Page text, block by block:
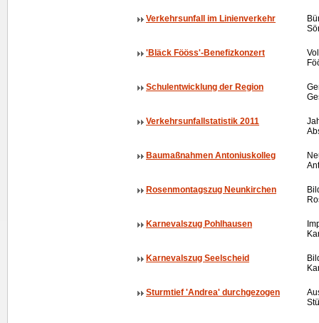
Verkehrsunfall im Linienverkehr
'Bläck Fööss'-Benefizkonzert
Schulentwicklung der Region
Verkehrsunfallstatistik 2011
Baumaßnahmen Antoniuskolleg
Rosenmontagszug Neunkirchen
Karnevalszug Pohlhausen
Karnevalszug Seelscheid
Sturmtief 'Andrea' durchgezogen